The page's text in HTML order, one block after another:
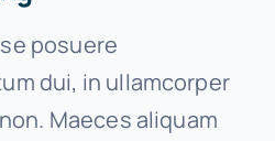
posuere
dui, in ullamcorper
Maeces aliquam